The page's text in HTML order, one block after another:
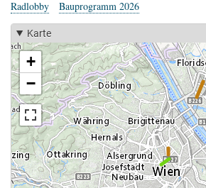
Radlobby Bauprogramm 2026
Karte
+
−